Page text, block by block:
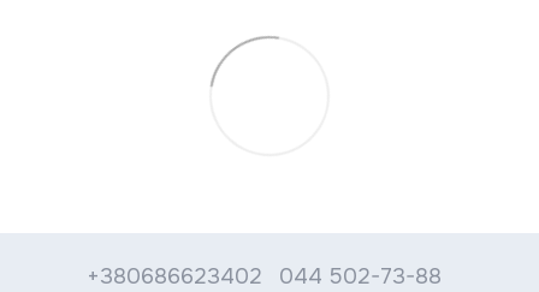
+380686623402 044 502-73-88